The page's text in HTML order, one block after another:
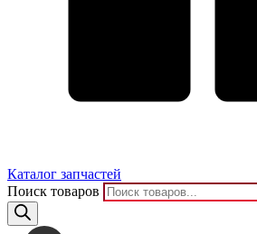
Каталог запчастей
Поиск товаров